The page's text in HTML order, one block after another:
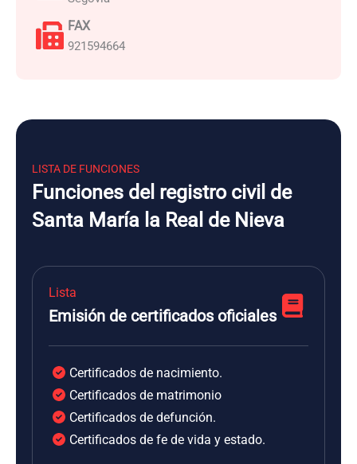
FAX
921594664
LISTA DE FUNCIONES
Funciones del registro civil de
Santa María la Real de Nieva
Lista
Emisión de certificados oficiales
Certificados de nacimiento.
Certificados de matrimonio
Certificados de defunción.
Certificados de fe de vida y estado.